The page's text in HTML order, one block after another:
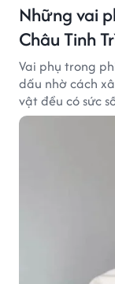
Những vai
Châu Tinh
Vai phụ trong
dấu nhờ cách
vật đều có sức